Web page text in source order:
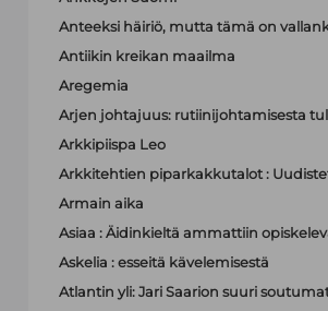
Anteeksi häiriö, mutta tämä on
Antiikin kreikan maailma
Aregemia
Arjen johtajuus: rutiinijohtamisesta
Arkkipiispa Leo
Arkkitehtien piparkakkutalot :
Armain aika
Asiaa : Äidinkieltä ammattiin
Askelia : esseitä kävelemisestä
Atlantin yli: Jari Saarion suuri